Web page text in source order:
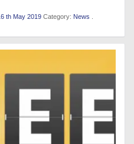
th May 2019 Category: News